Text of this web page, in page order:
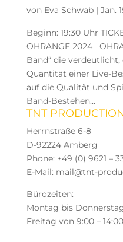
von Eva Schwab| Jan.
Beginn: 19:30 Uhr
OHRANGE 2024
Band“ die
Quantität einer Live-
auf die Qualität und
Band-Bestehen...
TNT
Herrnstraße 6-8
D-92224 Amberg
Phone: +49 (0) 9621 –
E-Mail: mail@tnt-
Bürozeiten:
Montag bis
Freitag von 9:00 –